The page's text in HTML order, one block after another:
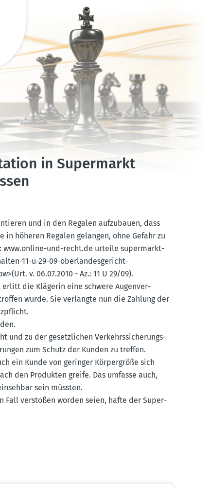
in Super­markt
und in den Regalen aufzu­bauen, dass
höheren Regalen gelangen, ohne Gefahr zu
www.​online-​und-​recht.​de urteile super­markt­
11-u-29-09-oberlan­des­ge­richt-
v. 06.07.2010 - Az.: 11 U 29/09).
die Klägerin eine schwere Augen­ver­
wurde. Sie verlangte nun die Zahlung der
und zu der gesetz­lichen Verkehrs­si­che­rungs­
zum Schutz der Kunden zu treffen.
ein Kunde von geringer Körper­größe sich
den Produkten greife. Das umfasse auch,
sein müssten.
Fall verstoßen worden seien, hafte der Super­